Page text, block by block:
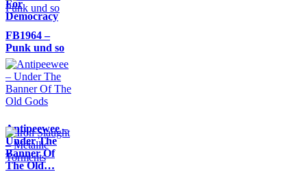
For
Democracy
FB1964 –
Punk und so
Antipeewee –
Under The
Banner Of
The Old…